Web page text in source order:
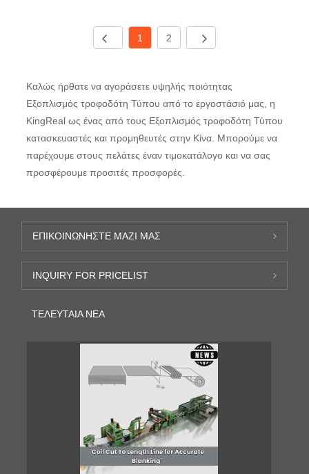
1 2
Καλώς ήρθατε να αγοράσετε υψηλής ποιότητας
Εξοπλισμός τροφοδότη Τύπου από το εργοστάσιό μας, η
KingReal ως ένας από τους Εξοπλισμός τροφοδότη Τύπου
κατασκευαστές και προμηθευτές στην Κίνα. Μπορούμε να
παρέχουμε στους πελάτες έναν τιμοκατάλογο και να σας
προσφέρουμε προσιτές προσφορές.
ΕΠΙΚΟΙΝΩΝΉΣΤΕ ΜΑΖΊ ΜΑΣ
INQUIRY FOR PRICELIST
ΤΕΛΕΥΤΑΊΑ ΝΈΑ